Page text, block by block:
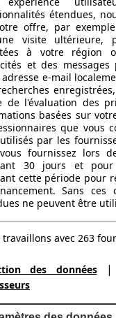
étendues,
offre, par
visite ultérieure,
à votre région
et des messages
e-mail
de l'évaluation des
basées sur
que vous
par les
fournissez lors
30 jours et pour
cette période pour
Sans ces
ne peuvent être
travaillons avec 263
des données|